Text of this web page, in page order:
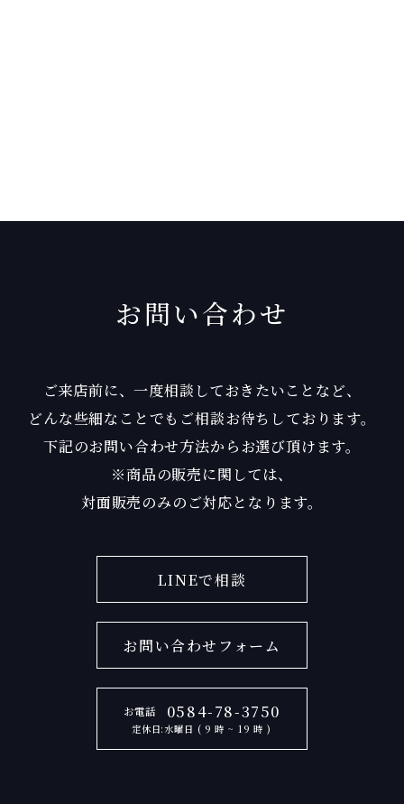
お問い合わせ
ご来店前に、一度相談しておきたいことなど、
どんな些細なことでもご相談お待ちしております。
下記のお問い合わせ方法からお選び頂けます。
※商品の販売に関しては、
対面販売のみのご対応となります。
LINEで相談
お問い合わせフォーム
お電話 0584-78-3750
定休日:水曜日 ( 9 時 ~ 19 時 )